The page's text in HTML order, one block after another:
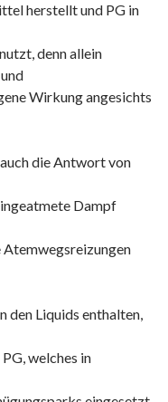
herstellt und PG in
denn allein
Wirkung angesichts
die Antwort von
Dampf
den Liquids enthalten,
welches in